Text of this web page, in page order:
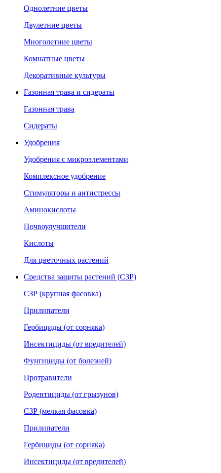
Однолетние цветы
Двулетние цветы
Многолетние цветы
Комнатные цветы
Декоративные культуры
Газонная трава и сидераты
Газонная трава
Сидераты
Удобрения
Удобрения с микроэлементами
Комплексное удобрение
Стимуляторы и антистрессы
Аминокислоты
Почвоулучшители
Кислоты
Для цветочных растений
Средства защиты растений (СЗР)
СЗР (крупная фасовка)
Прилипатели
Гербициды (от сорняка)
Инсектициды (от вредителей)
Фунгициды (от болезней)
Протравители
Родентициды (от грызунов)
СЗР (мелкая фасовка)
Прилипатели
Гербициды (от сорняка)
Инсектициды (от вредителей)